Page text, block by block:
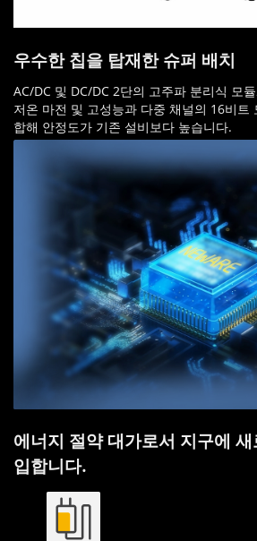
우수한 칩을 탑재한 슈퍼 배치
AC/DC 및 DC/DC 2단의 고주파 분리식 모
저온 마전 및 고성능과 다중 채널의 16비트
합해 안정도가 기존 설비보다 높습니다.
에너지 절약 대가로서 지구에
입합니다.